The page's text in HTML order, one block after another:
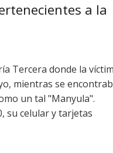
a la
Tercera donde la
mientras se
un tal "Manyula".
su celular y tarjetas